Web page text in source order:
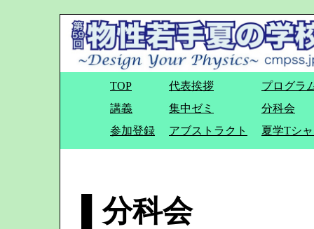
TOP 代表挨拶
プログラ
講義
集中ゼミ
分科会
参加登録
アブストラクト 夏学Tシ
▌分科会